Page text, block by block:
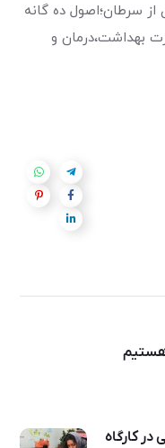
از سرطان؛اصول ده گانه
بهداشت،درمان و
هستیم
کارگاه